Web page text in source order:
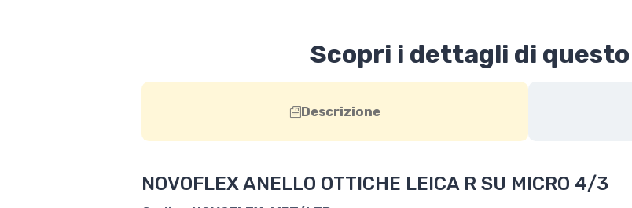
Scopri i dettagli di
Descrizione
NOVOFLEX ANELLO OTTICHE LEICA R SU MICRO 4/3